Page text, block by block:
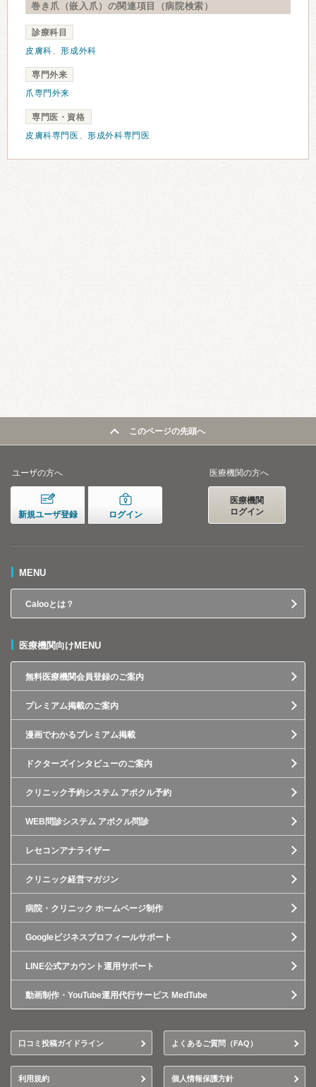
巻き爪（嵌入爪）の関連項目（病院検索）
診療科目
皮膚科、形成外科
専門外来
爪専門外来
専門医・資格
皮膚科専門医 、形成外科専門医
このページの先頭へ
ユーザの方へ
新規ユーザ登録 ログイン
医療機関の方へ
医療機関
ログイン
MENU
Calooとは？
医療機関向けMENU
無料医療機関会員登録のご案内
プレミアム掲載のご案内
漫画でわかるプレミアム掲載
ドクターズインタビューのご案内
クリニック予約システム アポクル予約
WEB問診システム アポクル問診
レセコンアナライザー
クリニック経営マガジン
病院・クリニック ホームページ制作
Googleビジネスプロフィールサポート
LINE公式アカウント運用サポート
動画制作・YouTube運用代行サービス MedTube
口コミ投稿ガイドライン よくあるご質問（FAQ）
利用規約 個人情報保護方針